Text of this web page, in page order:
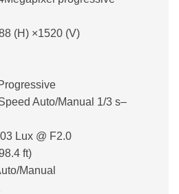
(H) ×1520 (V)
Auto/Manual 1/3 s–
Lux @ F2.0
ft)
Manual